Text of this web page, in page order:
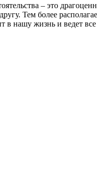
– это
Тем более
нашу жизнь и ведет все